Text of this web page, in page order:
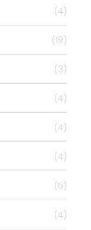
(4)
(19)
(3)
(4)
(4)
(4)
(5)
(4)